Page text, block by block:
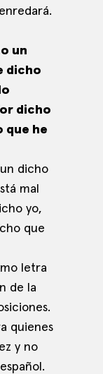
un
dicho
dicho
que he
dicho
mal
yo,
que
letra
de la
quienes
y no